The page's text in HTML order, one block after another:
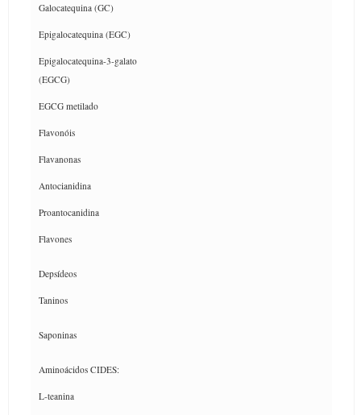
Galocatequina (GC)
Epigalocatequina (EGC)
Epigalocatequina-3-galato
(EGCG)
EGCG metilado
Flavonóis
Flavanonas
Antocianidina
Proantocanidina
Flavones
Depsídeos
Taninos
Saponinas
Aminoácidos CIDES:
L-teanina